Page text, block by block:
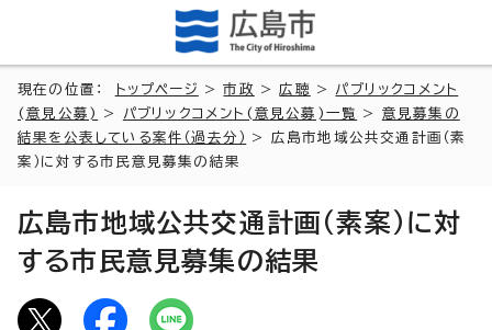
現在の位置： トップページ >市政 >広聴 > パブリックコメント
(意見公募)
> パブリックコメント(意見公募)一覧 > 意見募集の
結果を公表している案件（過去分）
> 広島市地域公共交通計画（素
案）に対する市民意見募集の結果
広島市地域公共交通計画（素案）に対
する市民意見募集の結果